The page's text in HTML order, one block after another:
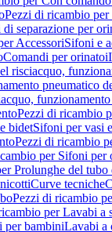
Pezzi di ricambio
di separazione per
AccessoriSifoni e
Comandi per orinatoi
risciacquo,
pneumatico
funzionamento
Pezzi di ricambio
bidetSifoni per vasi
Pezzi di ricambio
per Sifoni per
Prolunghe del
Curve tecniche
Pezzi di ricambio
per Lavabi a
per bambiniLavabi a